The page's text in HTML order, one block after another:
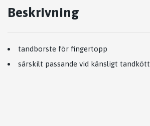
Beskrivning
tandborste för fingertopp
särskilt passande vid känsligt tandkött